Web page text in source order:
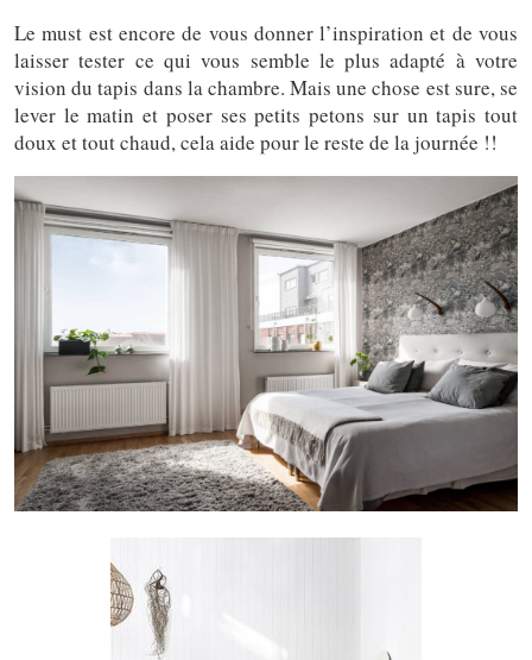
Le must est encore de vous donner l’inspiration et de vous
laisser tester ce qui vous semble le plus adapté à votre
vision du tapis dans la chambre. Mais une chose est sure, se
lever le matin et poser ses petits petons sur un tapis tout
doux et tout chaud, cela aide pour le reste de la journée !!